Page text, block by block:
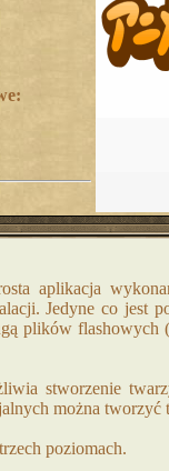
aplikacja
Jedyne co jest
plików flashowych
stworzenie
można tworzyć
poziomach.